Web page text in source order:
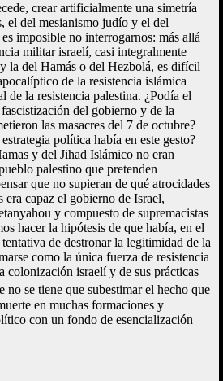
crear artificialmente una simetría
el del mesianismo judío y el del
imposible no interrogarnos: más allá
militar israelí, casi integralmente
la del Hamás o del Hezbolá, es difícil
de la resistencia islámica
de la resistencia palestina. ¿Podía el
del gobierno y de la
las masacres del 7 de octubre?
política había en este gesto?
y del Jihad Islámico no eran
palestino que pretenden
que no supieran de qué atrocidades
era capaz el gobierno de Israel,
y compuesto de supremacistas
hacer la hipótesis de que había, en el
de destronar la legitimidad de la
como la única fuerza de resistencia
colonización israelí y de sus prácticas
no se tiene que subestimar el hecho que
en muchas formaciones y
con un fondo de esencialización